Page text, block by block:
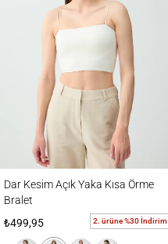
Dar Kesim Açık Yaka Kısa Örme
Bralet
₺499,95
2. ürüne %30 İndirim